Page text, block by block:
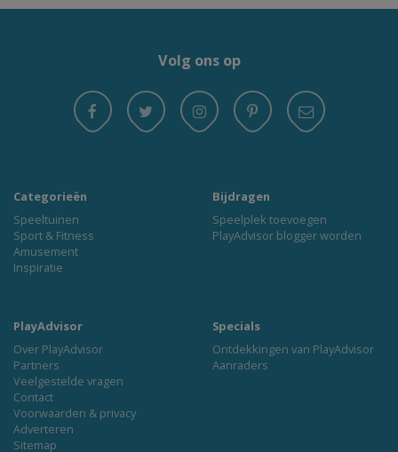
Volg ons op
Categorieën
Speeltuinen
Sport & Fitness
Amusement
Inspiratie
Bijdragen
Speelplek toevoegen
PlayAdvisor blogger worden
PlayAdvisor
Over PlayAdvisor
Partners
Veelgestelde vragen
Contact
Voorwaarden & privacy
Adverteren
Sitemap
Specials
Ontdekkingen van PlayAdvisor
Aanraders